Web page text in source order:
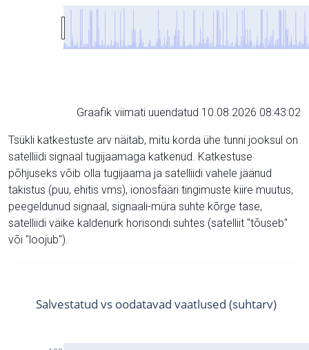
Graafik viimati uuendatud 10.08.2026 08:43:02
Tsükli katkestuste arv näitab, mitu korda ühe tunni jooksul on
satelliidi signaal tugijaamaga katkenud. Katkestuse
põhjuseks võib olla tugijaama ja satelliidi vahele jäänud
takistus (puu, ehitis vms), ionosfääri tingimuste kiire muutus,
peegeldunud signaal, signaali-müra suhte kõrge tase,
satelliidi väike kaldenurk horisondi suhtes (satelliit "tõuseb"
või "loojub").
Salvestatud vs oodatavad vaatlused (suhtarv)